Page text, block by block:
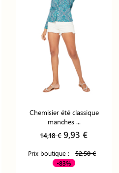
Chemisier été classique
manches ...
14,18 € 9,93 €
Prix boutique :
52,50 €
-83%